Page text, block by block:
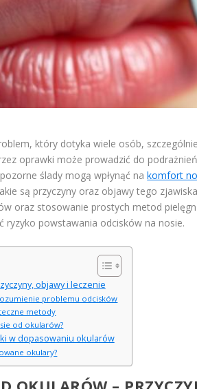
który dotyka wiele osób,
oprawki może prowadzić do
ślady mogą wpłynąć nakomfort
są przyczyny oraz objawy tego
oraz stosowanie prostych metod
powstawania odcisków na nosie.
objawy i leczenie
problemu odcisków
metody
od okularów?
w dopasowaniu okularów
okulary?